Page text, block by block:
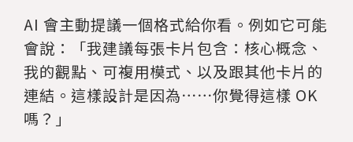
AI 會主動提議一個格式給你看。例如它可能
會說：「我建議每張卡片包含：核心概念、
我的觀點、可複用模式、以及跟其他卡片的
連結。這樣設計是因為⋯⋯你覺得這樣 OK
嗎？」